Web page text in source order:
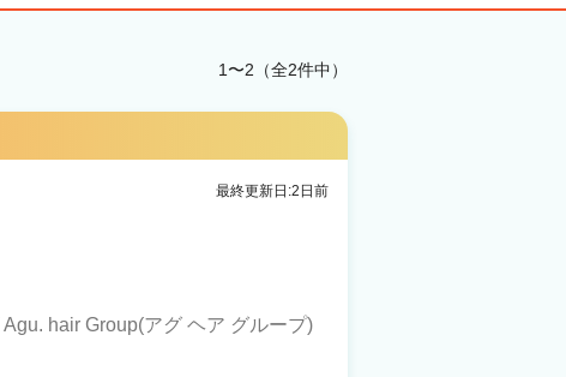
1〜2（全2件中）
最終更新日:2日前
Agu. hair Group(アグ ヘア グループ)